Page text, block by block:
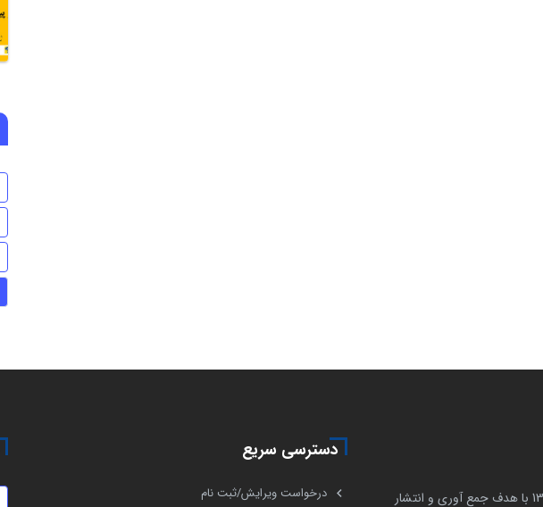
مرجع حقوقی ایران از سال 1394 با هدف جمع آوری و انتشار
دسترسی سریع
درخواست ویرایش/ثبت نام